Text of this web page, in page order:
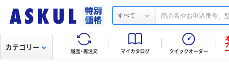
すべて
履歴・再注文 マイカタログ クイックオーダー
カテゴリー